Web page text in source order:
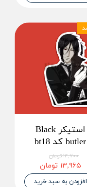
استیکر Black
butler کد bt18
۱۴,۷۰۰ تومان
۱۳,۹۶۵ تومان
افزودن به سبد خرید